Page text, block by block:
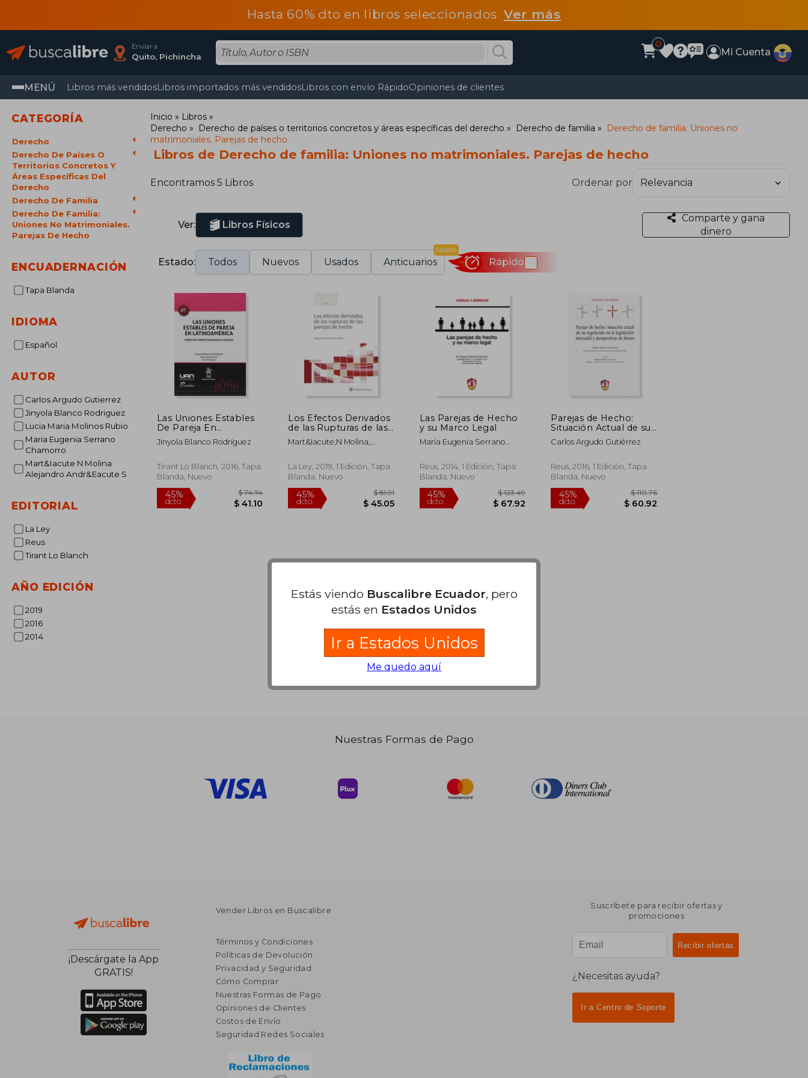
Hasta 60% dto en libros seleccionadosVer más
Enviar a
Quito, Pichincha
0
Mi Cuenta
MENÚ Libros más vendidosLibros importados más vendidosLibros con envío RápidoOpiniones de clientes
CATEGORÍA
Derecho
Derecho De Países O
Territorios Concretos Y
Áreas Específicas Del
Derecho
Derecho De Familia
Derecho De Familia:
Uniones No Matrimoniales.
Parejas De Hecho
ENCUADERNACIÓN
Tapa Blanda
IDIOMA
Español
AUTOR
Carlos Argudo Gutierrez
Jinyola Blanco Rodriguez
Lucia Maria Molinos Rubio
Maria Eugenia Serrano
Chamorro
Mart&Iacute N Molina
Alejandro Andr&Eacute S
EDITORIAL
La Ley
Reus
Tirant Lo Blanch
AÑO EDICIÓN
2019
2016
2014
Inicio
Libros
Derecho
Derecho de países o territorios concretos y áreas específicas del derecho Derecho de familia
Derecho de familia: Uniones no
matrimoniales. Parejas de hecho
Libros de Derecho de familia: Uniones no matrimoniales. Parejas de hecho
Encontramos 5 Libros Ordenar por
Ver: Libros Físicos
Comparte y gana
dinero
Estado: Todos Nuevos Usados Anticuarios
Nuevo
Rápido
Las Uniones Estables
De Pareja En
Latinoamérica:
Aspectos
Legales (derecho De
Familia)
Jinyola Blanco Rodríguez
Tirant Lo Blanch, 2016, Tapa
Blanda, Nuevo
$ 41.10
Los Efectos Derivados
de las Rupturas de las
Parejas de Hecho
Mart&Iacute;N Molina,
La Ley, 2019, 1 Edición, Tapa
Blanda, Nuevo
dcto. $ 45.05
Las Parejas de Hecho
y su Marco Legal
María Eugenia Serrano
Reus, 2014, 1 Edición, Tapa
Blanda, Nuevo
dcto.
Parejas de Hecho:
Situación Actual de su
Regulación en la
Legislación Mercantil y
Futuro
Carlos Argudo Gutiérrez
Reus, 2016, 1 Edición, Tapa
Blanda, Nuevo
Nuestras Formas de Pago
¡Descárgate la App
GRATIS!
Vender Libros en Buscalibre
Términos y Condiciones
Políticas de Devolución
Privacidad y Seguridad
Cómo Comprar
Nuestras Formas de Pago
Opiniones de Clientes
Costos de Envío
Seguridad Redes Sociales
Suscríbete para recibir ofertas y
promociones
¿Necesitas ayuda?
Ir a Centro de Soporte
Estás viendo Buscalibre Ecuador, pero
estás en Estados Unidos
Ir a Estados Unidos
Me quedo aquí